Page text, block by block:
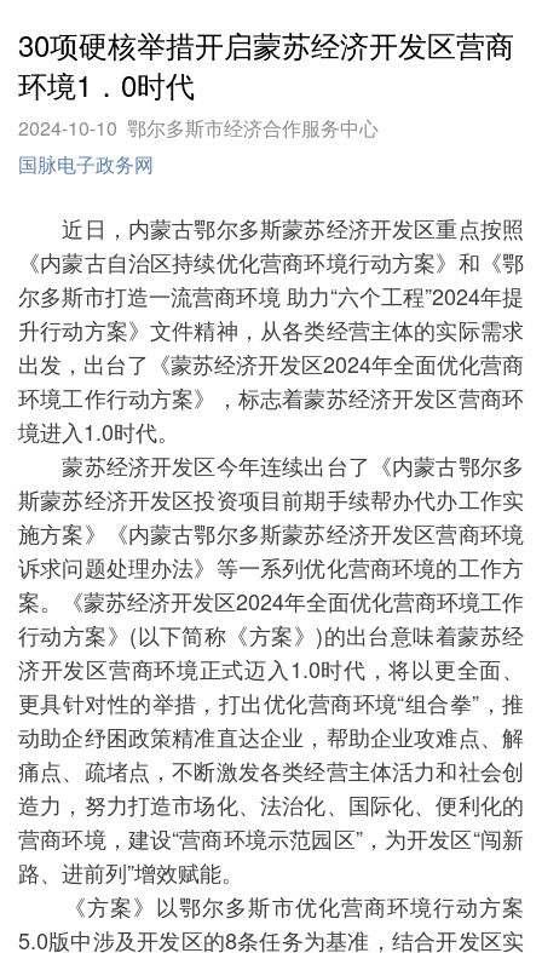
30项硬核举措开启蒙苏经济开发区营商
环境1．0时代
2024-10-10 鄂尔多斯市经济合作服务中心
国脉电子政务网
近日，内蒙古鄂尔多斯蒙苏经济开发区重点按照
《内蒙古自治区持续优化营商环境行动方案》和《鄂
尔多斯市打造一流营商环境 助力“六个工程”2024年提
升行动方案》文件精神，从各类经营主体的实际需求
出发，出台了《蒙苏经济开发区2024年全面优化营商
环境工作行动方案》，标志着蒙苏经济开发区营商环
境进入1.0时代。
蒙苏经济开发区今年连续出台了《内蒙古鄂尔多
斯蒙苏经济开发区投资项目前期手续帮办代办工作实
施方案》《内蒙古鄂尔多斯蒙苏经济开发区营商环境
诉求问题处理办法》等一系列优化营商环境的工作方
案。《蒙苏经济开发区2024年全面优化营商环境工作
行动方案》(以下简称《方案》)的出台意味着蒙苏经
济开发区营商环境正式迈入1.0时代，将以更全面、
更具针对性的举措，打出优化营商环境“组合拳”，推
动助企纾困政策精准直达企业，帮助企业攻难点、解
痛点、疏堵点，不断激发各类经营主体活力和社会创
造力，努力打造市场化、法治化、国际化、便利化的
营商环境，建设“营商环境示范园区”，为开发区“闯新
路、进前列”增效赋能。
《方案》以鄂尔多斯市优化营商环境行动方案
5.0版中涉及开发区的8条任务为基准，结合开发区实